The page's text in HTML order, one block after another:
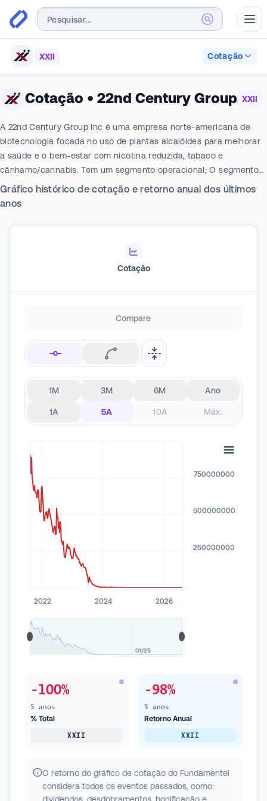
XXII Cotação
Cotação • 22nd Century Group XXII
A 22nd Century Group Inc é uma empresa norte-americana de
biotecnologia focada no uso de plantas alcalóides para melhorar
a saúde e o bem-estar com nicotina reduzida, tabaco e
cânhamo/cannabis. Tem um segmento operacional; O segmento
de tabaco comercializa suas fábricas de tabaco e produtos de
SPECTRUM. A maior parte de sua receita vem do segmento de
Gráfico histórico de cotação e retorno anual dos últimos
anos
Cotação
1M 3M 6M Ano
1A 5A 10A Máx.
Compare
2022 2024 2026
01/25
250000000
500000000
750000000
-100%
5 anos
% Total
XXII
-98%
5 anos
Retorno Anual
XXII
O retorno do gráfico de cotação do Fundamentei
considera todos os eventos passados, como: